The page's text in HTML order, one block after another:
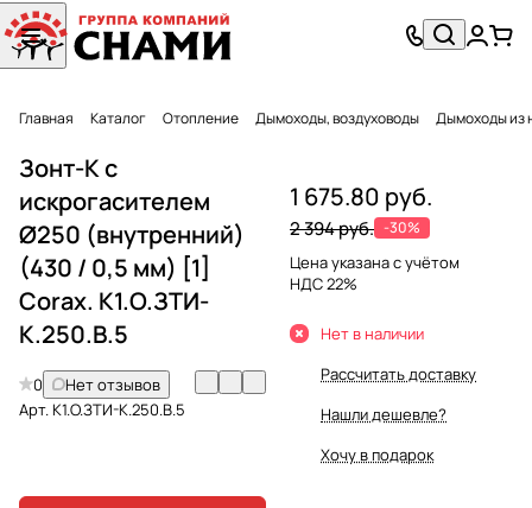
Главная Каталог Отопление Дымоходы, воздуховоды Дымоходы из
Зонт-К с
искрогасителем
Ø250 (внутренний)
(430 / 0,5 мм) [1]
Corax. К1.О.ЗТИ-
К.250.В.5
0
Нет отзывов
Арт.К1.О.ЗТИ-К.250.В.5
1 675.80 руб.
2 394 руб. -30%
Цена указана с учётом
НДС 22%
Нет в наличии
Рассчитать доставку
Нашли дешевле?
Хочу в подарок